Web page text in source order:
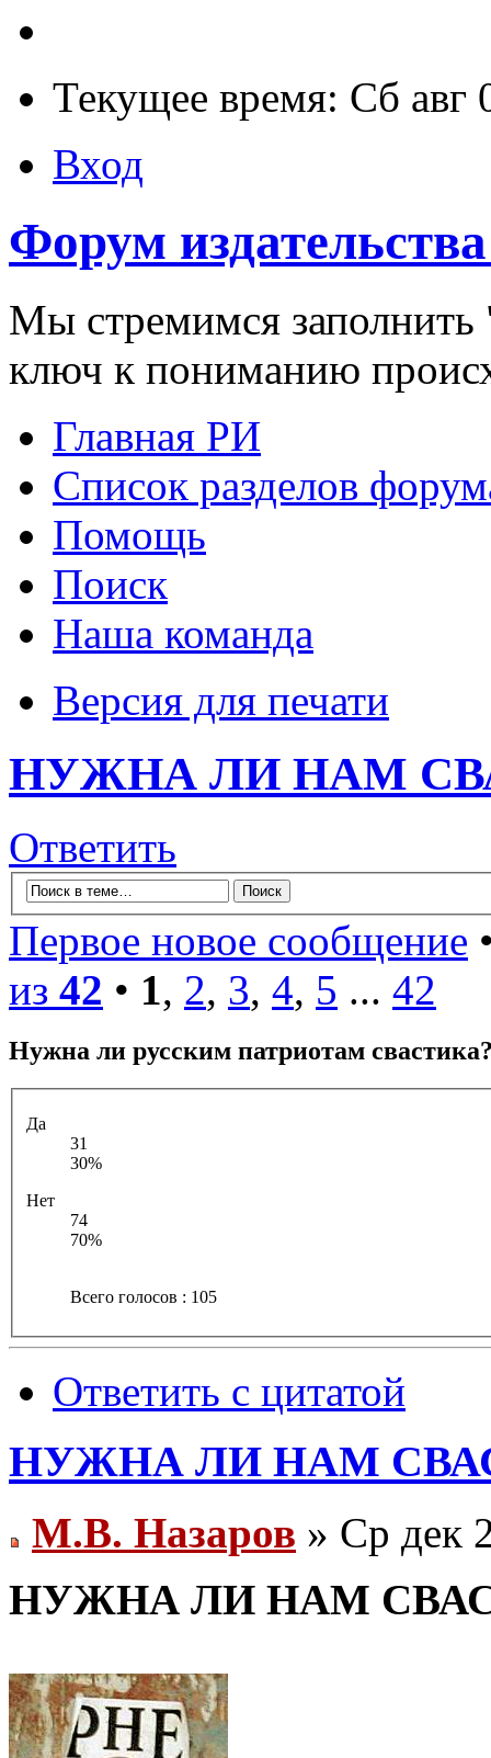
Текущее время: Сб авг
Вход
Форум
Мы стремимся заполнить
ключ к пониманию
Главная РИ
Список разделов
Помощь
Поиск
Наша команда
Версия для печати
НУЖНА ЛИ НАМ
Ответить
Первое новое сообщение
из 42 • 1, 2, 3, 4, 5 ... 42
Нужна ли русским патриотам
Да
31
30%
Нет
74
70%
Всего голосов : 105
Ответить с цитатой
НУЖНА ЛИ НАМ
М.В. Назаров » Ср дек
НУЖНА ЛИ НАМ